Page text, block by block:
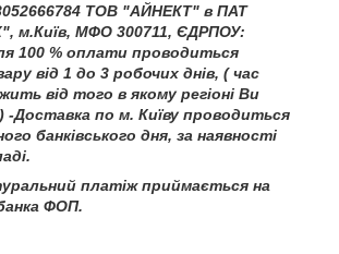
ТОВ "АЙНЕКТ" в ПАТ
м.Київ, МФО 300711, ЄДРПОУ:
100 % оплати проводиться
від 1 до 3 робочих днів, ( час
від того в якому регіоні Ви
-Доставка по м. Київу проводиться
банківського дня, за наявності
платіж приймається на
ФОП.